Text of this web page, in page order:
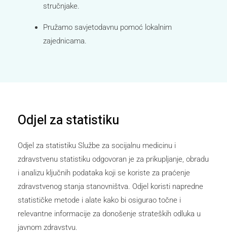
stručnjake.
Pružamo savjetodavnu pomoć lokalnim
zajednicama.
Odjel za statistiku
Odjel za statistiku Službe za socijalnu medicinu i
zdravstvenu statistiku odgovoran je za prikupljanje, obradu
i analizu ključnih podataka koji se koriste za praćenje
zdravstvenog stanja stanovništva. Odjel koristi napredne
statističke metode i alate kako bi osigurao točne i
relevantne informacije za donošenje strateških odluka u
javnom zdravstvu.